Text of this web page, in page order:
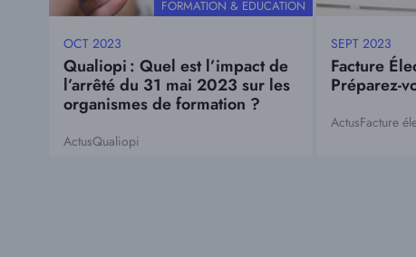
FORMATION & EDUCATION
Date
mise
à
jour
OCT 2023
Qualiopi : Quel est l’impact de
l’arrêté du 31 mai 2023 sur les
organismes de formation ?
Tags
ActusQualiopi
Date
mise
à
SEPT 2023
Facture
Préparez-
Tags
ActusFacture